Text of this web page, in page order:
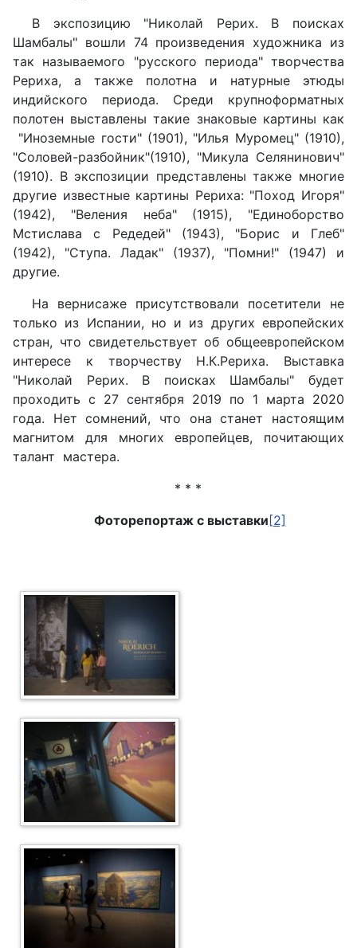
В экспозицию "Николай Рерих. В поисках
Шамбалы" вошли 74 произведения художника из
так называемого "русского периода" творчества
Рериха, а также полотна и натурные этюды
индийского периода. Среди крупноформатных
полотен выставлены такие знаковые картины как
"Иноземные гости" (1901), "Илья Муромец" (1910),
"Соловей-разбойник"(1910), "Микула Селянинович"
(1910). В экспозиции представлены также многие
другие известные картины Рериха: "Поход Игоря"
(1942), "Веления неба" (1915), "Единоборство
Мстислава с Редедей" (1943), "Борис и Глеб"
(1942), "Ступа. Ладак" (1937), "Помни!" (1947) и
другие.
На вернисаже присутствовали посетители не
только из Испании, но и из других европейских
стран, что свидетельствует об общеевропейском
интересе к творчеству Н.К.Рериха. Выставка
"Николай Рерих. В поисках Шамбалы" будет
проходить с 27 сентября 2019 по 1 марта 2020
года. Нет сомнений, что она станет настоящим
магнитом для многих европейцев, почитающих
талант мастера.
* * *
Фоторепортаж с выставки [2]